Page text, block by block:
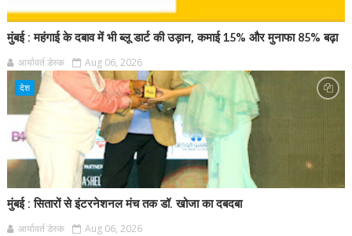
मुंबई : महंगाई के दबाव में भी ब्लू डार्ट की उड़ान, कमाई 15% और मुनाफा 85% बढ़ा
आर्यावर्त डेस्क Aug 06, 2026
देश
मुंबई : सितारों से इंटरनेशनल मंच तक डॉ. खोजा का दबदबा
आर्यावर्त डेस्क Aug 06, 2026